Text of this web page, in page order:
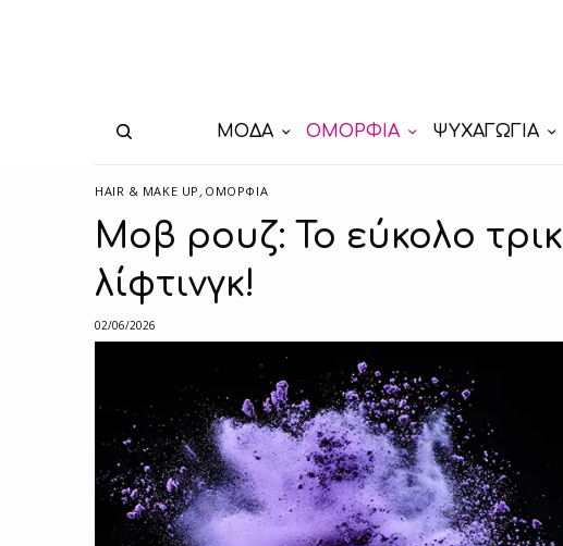
ΜΟΔΑ ΟΜΟΡΦΙΑ ΨΥΧΑΓΩΓΙΑ
HAIR & MAKE UP , ΟΜΟΡΦΙΑ
Μοβ ρουζ: Το εύκολο
λίφτινγκ!
02/06/2026